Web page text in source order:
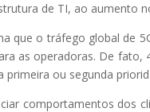
de TI, ao aumento
que o tráfego global de
as operadoras. De fato,
primeira ou segunda
comportamentos dos